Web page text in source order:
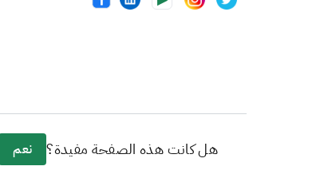
هل كانت هذه الصفحة مفيدة؟ نعم